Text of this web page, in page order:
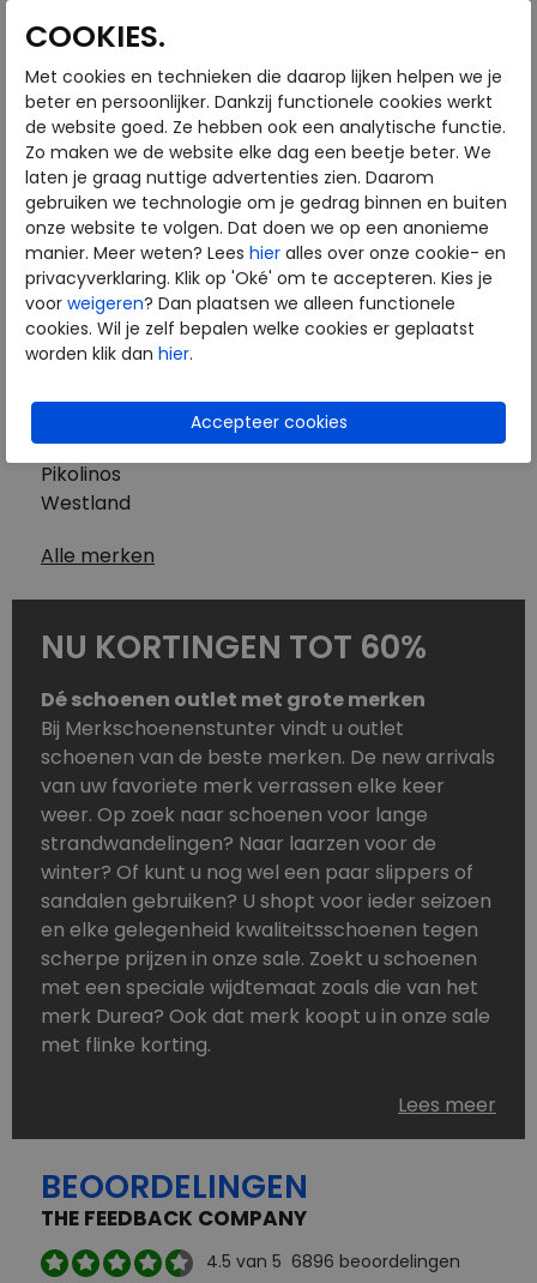
Gabor
Piedi Nudi
Pikolinos
Solidus
Think
Waldlaufer
Westland
Wolky
Herenschoenen
Australian
Birkenstock
Clarks
Mephisto
Pikolinos
Westland
Alle merken
NU KORTINGEN TOT 60%
Dé schoenen outlet met grote merken
Bij Merkschoenenstunter vindt u outlet
schoenen van de beste merken. De new arrivals
van uw favoriete merk verrassen elke keer
weer. Op zoek naar schoenen voor lange
strandwandelingen? Naar laarzen voor de
winter? Of kunt u nog wel een paar slippers of
sandalen gebruiken? U shopt voor ieder seizoen
en elke gelegenheid kwaliteitsschoenen tegen
scherpe prijzen in onze sale. Zoekt u schoenen
met een speciale wijdtemaat zoals die van het
merk Durea? Ook dat merk koopt u in onze sale
met flinke korting.
Schoenen heeft u nooit genoeg. Goedkope
schoenen, maar dus wel van topmerken,
aanbod is zo compleet dat u altijd wel een
passend paar vindt.
Welke schoenmerken vindt u in onze online
Lees meer
BEOORDELINGEN
THE FEEDBACK COMPANY
4.5 van 5 6896 beoordelingen
COOKIES.
Met cookies en technieken die daarop lijken helpen we je
beter en persoonlijker. Dankzij functionele cookies werkt
de website goed. Ze hebben ook een analytische functie.
Zo maken we de website elke dag een beetje beter. We
laten je graag nuttige advertenties zien. Daarom
gebruiken we technologie om je gedrag binnen en buiten
onze website te volgen. Dat doen we op een anonieme
manier. Meer weten? Lees hier alles over onze cookie- en
privacyverklaring. Klik op 'Oké' om te accepteren. Kies je
voor weigeren? Dan plaatsen we alleen functionele
cookies. Wil je zelf bepalen welke cookies er geplaatst
worden klik dan hier.